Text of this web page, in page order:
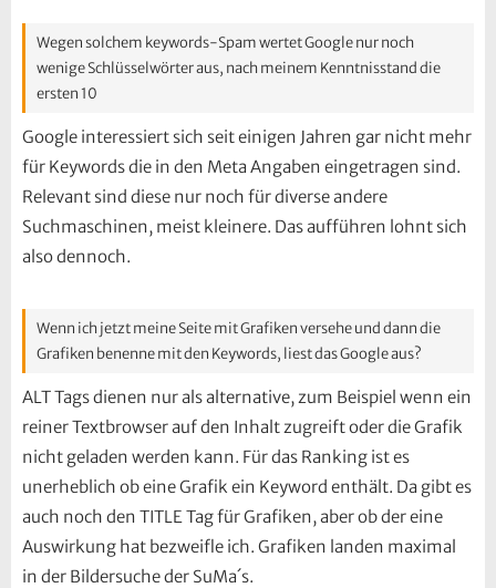
Wegen solchem keywords-Spam wertet Google nur noch
wenige Schlüsselwörter aus, nach meinem Kenntnisstand die
ersten 10
Google interessiert sich seit einigen Jahren gar nicht mehr
für Keywords die in den Meta Angaben eingetragen sind.
Relevant sind diese nur noch für diverse andere
Suchmaschinen, meist kleinere. Das aufführen lohnt sich
also dennoch.
Wenn ich jetzt meine Seite mit Grafiken versehe und dann die
Grafiken benenne mit den Keywords, liest das Google aus?
ALT Tags dienen nur als alternative, zum Beispiel wenn ein
reiner Textbrowser auf den Inhalt zugreift oder die Grafik
nicht geladen werden kann. Für das Ranking ist es
unerheblich ob eine Grafik ein Keyword enthält. Da gibt es
auch noch den TITLE Tag für Grafiken, aber ob der eine
Auswirkung hat bezweifle ich. Grafiken landen maximal
in der Bildersuche der SuMa´s.